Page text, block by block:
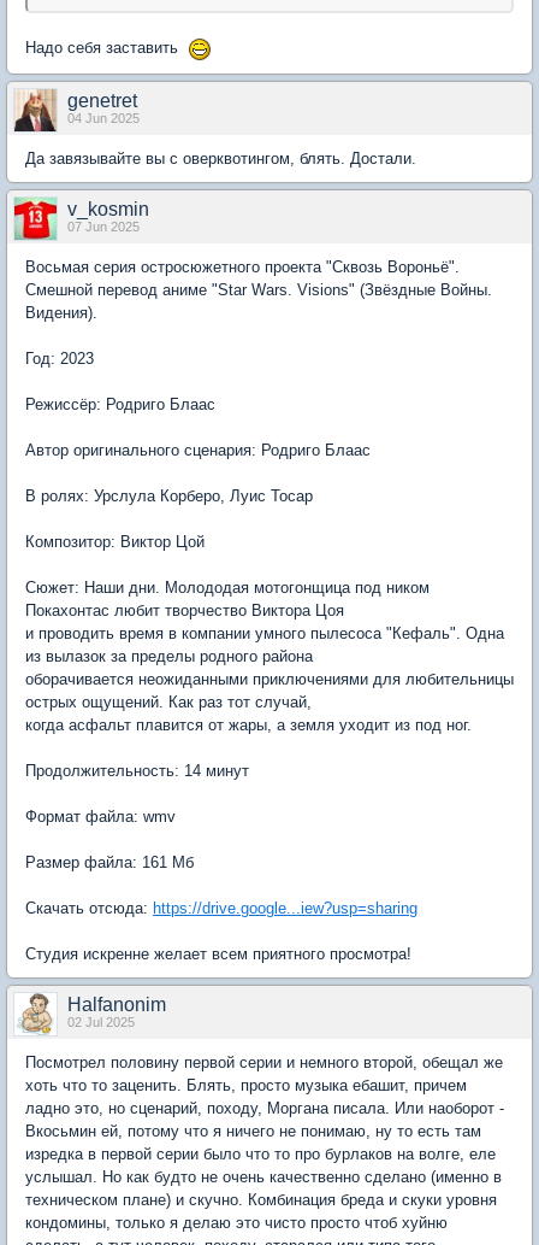
Надо себя заставить
genetret
04 Jun 2025
Да завязывайте вы с оверквотингом, блять. Достали.
v_kosmin
07 Jun 2025
Восьмая серия остросюжетного проекта "Сквозь Вороньё".
Смешной перевод аниме "Star Wars. Visions" (Звёздные Войны.
Видения).
Год: 2023
Режиссёр: Родриго Блаас
Автор оригинального сценария: Родриго Блаас
В ролях: Урслула Корберо, Луис Тосар
Композитор: Виктор Цой
Сюжет: Наши дни. Молододая мотогонщица под ником
Покахонтас любит творчество Виктора Цоя
и проводить время в компании умного пылесоса "Кефаль". Одна
из вылазок за пределы родного района
оборачивается неожиданными приключениями для любительницы
острых ощущений. Как раз тот случай,
когда асфальт плавится от жары, а земля уходит из под ног.
Продолжительность: 14 минут
Формат файла: wmv
Размер файла: 161 Мб
Скачать отсюда: https://drive.google...iew?usp=sharing
Студия искренне желает всем приятного просмотра!
Halfanonim
02 Jul 2025
Посмотрел половину первой серии и немного второй, обещал же
хоть что то заценить. Блять, просто музыка ебашит, причем
ладно это, но сценарий, походу, Моргана писала. Или наоборот -
Вкосьмин ей, потому что я ничего не понимаю, ну то есть там
изредка в первой серии было что то про бурлаков на волге, еле
услышал. Но как будто не очень качественно сделано (именно в
техническом плане) и скучно. Комбинация бреда и скуки уровня
кондомины, только я делаю это чисто просто чтоб хуйню